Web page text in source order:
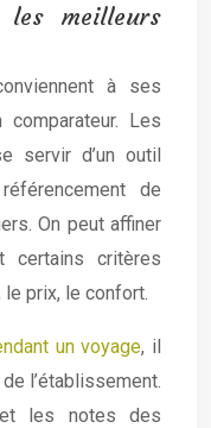
les meilleurs
à ses
Les
servir d’un outil
de
On peut affiner
certains critères
le prix, le confort.
un voyage, il
l’établissement.
et les notes des